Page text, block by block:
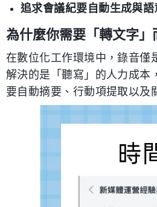
追求會議紀要自動生成與語
為什麼你需要「轉文字」
在數位化工作環境中，錄音僅
解決的是「聽寫」的人力成本
要自動摘要、行動項提取以及